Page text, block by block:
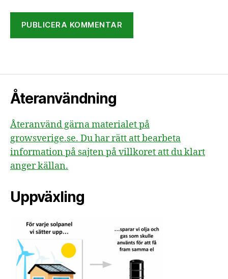
Återanvändning
Återanvänd gärna materialet på
growsverige.se. Du har rätt att bearbeta
information på sajten på villkoret att du klart
anger källan.
Uppväxling